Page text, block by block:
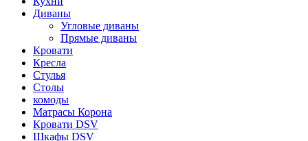
Диваны
Угловые диваны
Прямые диваны
Кровати
Кресла
Стулья
Столы
комоды
Матрасы Корона
Кровати DSV
Шкафы DSV